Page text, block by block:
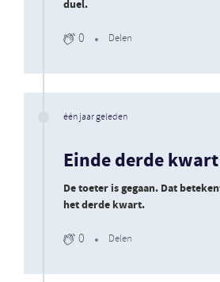
duel.
0 Delen
één jaar geleden
Einde derde kwart
De toeter is gegaan. Dat
het derde kwart.
0 Delen